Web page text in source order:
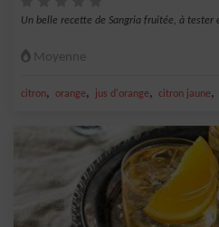
Un belle recette de Sangria fruitée, à tester
Moyenne
citron, orange, jus d'orange, citron jaune,